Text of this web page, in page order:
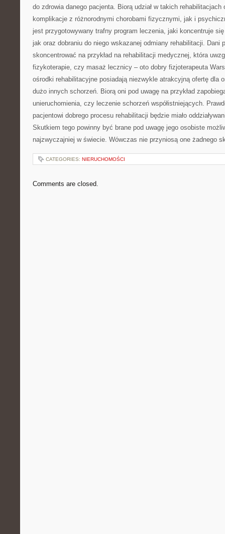
do zdrowia danego pacjenta. Biorą udział w takich rehabilitacjach
komplikacje z różnorodnymi chorobami fizycznymi, jak i
jest przygotowywany trafny program leczenia, jaki koncentruje
jak oraz dobraniu do niego wskazanej odmiany rehabilitacji. Dani
skoncentrować na przykład na rehabilitacji medycznej, która
fizykoterapie, czy masaż lecznicy – oto dobry fizjoterapeuta
ośrodki rehabilitacyjne posiadają niezwykle atrakcyjną ofertę dla
dużo innych schorzeń. Biorą oni pod uwagę na przykład
unieruchomienia, czy leczenie schorzeń współistniejących.
pacjentowi dobrego procesu rehabilitacji będzie miało
Skutkiem tego powinny być brane pod uwagę jego osobiste
najzwyczajniej w świecie. Wówczas nie przyniosą one żadnego
CATEGORIES: NIERUCHOMOŚCI
Comments are closed.